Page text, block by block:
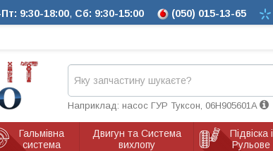
9:30-18:00, Сб: 9:30-15:00 (050) 015-13-65
Наприклад: насос ГУР Туксон, 06H905601A
Гальмівна
система
Двигун та Система
вихлопу
Підвіска і
Рульове